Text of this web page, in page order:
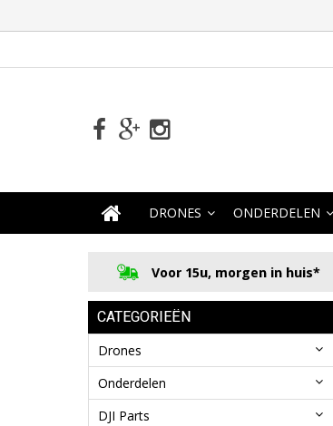
DRONES ONDERDELEN
Voor 15u, morgen in huis*
CATEGORIEËN
Drones
Onderdelen
DJI Parts